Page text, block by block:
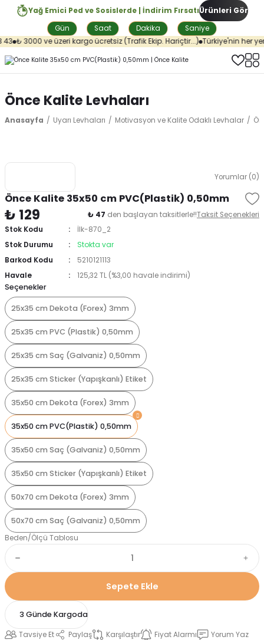
Yağ Emici Ped ve Sosislerde | İndirim Fırsatı
Gün
Saat Dakika Saniye
Ürünleri Gör
₺ 3000 ve üzeri kargo ücretsiz (Trafik Ekip. Hariçtir...) Türkiye'nin her
Önce Kalite Levhaları
Anasayfa Uyarı Levhaları Motivasyon ve Kalite Odaklı Levhalar
Yorumlar (0)
Önce Kalite 35x50 cm PVC(Plastik) 0,50mm
₺ 129 ₺ 47 den başlayan taksitlerle!!Taksit Seçenekleri
Stok Kodu
İlk-870_2
Stok Durumu
Stokta var
Barkod Kodu
5210121113
Havale
125,32 TL (%3,00 havale indirimi)
Seçenekler
25x35 cm Dekota (Forex) 3mm
25x35 cm PVC (Plastik) 0,50mm
25x35 cm Saç (Galvaniz) 0,50mm
25x35 cm Sticker (Yapışkanlı) Etiket
35x50 cm Dekota (Forex) 3mm
35x50 cm PVC(Plastik) 0,50mm
35x50 cm Saç (Galvaniz) 0,50mm
35x50 cm Sticker (Yapışkanlı) Etiket
50x70 cm Dekota (Forex) 3mm
50x70 cm Saç (Galvaniz) 0,50mm
Beden/Ölçü Tablosu
Sepete Ekle
3 Günde Kargoda
Tavsiye Et Paylaş Karşılaştır Fiyat Alarmı
Yorum Yaz